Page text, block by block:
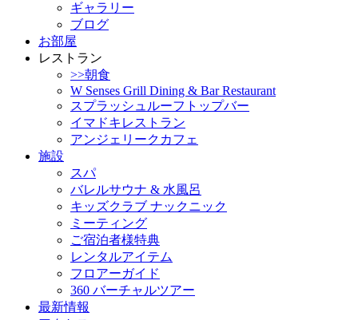
ギャラリー
ブログ
お部屋
レストラン
>>朝食
W Senses Grill Dining & Bar Restaurant
スプラッシュルーフトップバー
イマドキレストラン
アンジェリークカフェ
施設
スパ
バレルサウナ & 水風呂
キッズクラブ ナックニック
ミーティング
ご宿泊者様特典
レンタルアイテム
フロアーガイド
360 バーチャルツアー
最新情報